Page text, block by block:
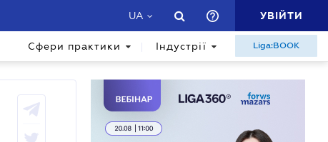
UA УВІЙТИ
Сфери практики Індустрії Liga:BOOK